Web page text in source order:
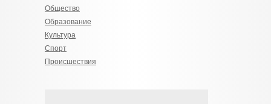
Общество
Образование
Культура
Спорт
Происшествия